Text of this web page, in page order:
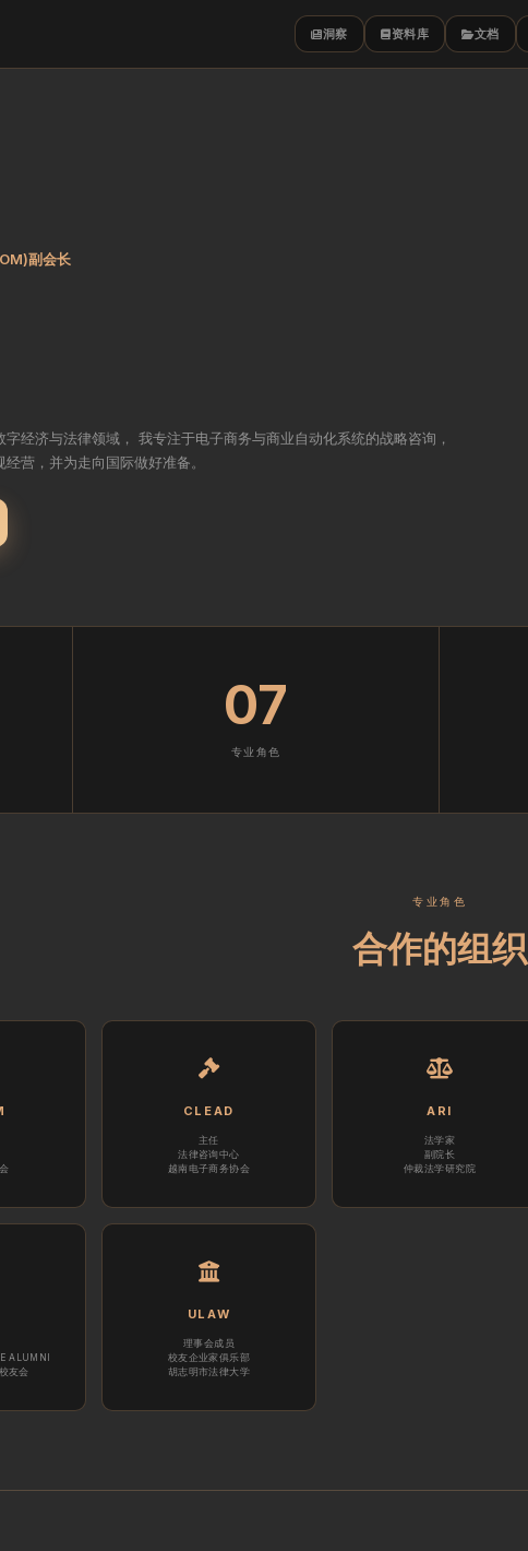
洞察 资料库 文档
副会长
经济与法律领域， 我专注于电子商务与商业自动化系统的战略咨询，
营，并为走向国际做好准备。
07
专业角色
专业角色
合作的组织
CLEAD
主任
法律咨询中心
越南电子商务协会
ARI
法学家
副院长
仲裁法学研究院
ALUMNI
友会
ULAW
理事会成员
校友企业家俱乐部
胡志明市法律大学